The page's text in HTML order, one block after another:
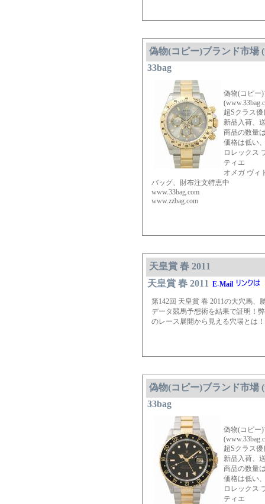
偽物(コピー)ブランド市場
33bag
偽物(コピー
超Sクラス
新品入荷、
商品の数量
価格は低い
ロレックス
ティエ
オメガ ヴィ
バッグ、財布注文特恵中
www.33bag.com
www.zzbag.com
天皇賞 春 2011
天皇賞 春 2011 E-Mail
第142回 天皇賞 春 2011の大穴馬
データ競馬予想術を結果で証明！
のレース展開から見える穴場とは
偽物(コピー)ブランド市場
33bag
偽物(コピー
超Sクラス
新品入荷、
商品の数量
価格は低い
ロレックス
ティエ